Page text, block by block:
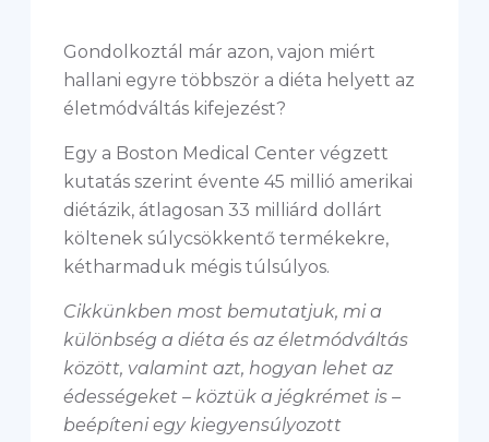
Gondolkoztál már azon, vajon miért
hallani egyre többször a diéta helyett az
életmódváltás kifejezést?
Egy a Boston Medical Center végzett
kutatás szerint évente 45 millió amerikai
diétázik, átlagosan 33 milliárd dollárt
költenek súlycsökkentő termékekre,
kétharmaduk mégis túlsúlyos.
Cikkünkben most bemutatjuk, mi a
különbség a diéta és az életmódváltás
között, valamint azt, hogyan lehet az
édességeket – köztük a jégkrémet is –
beépíteni egy kiegyensúlyozott